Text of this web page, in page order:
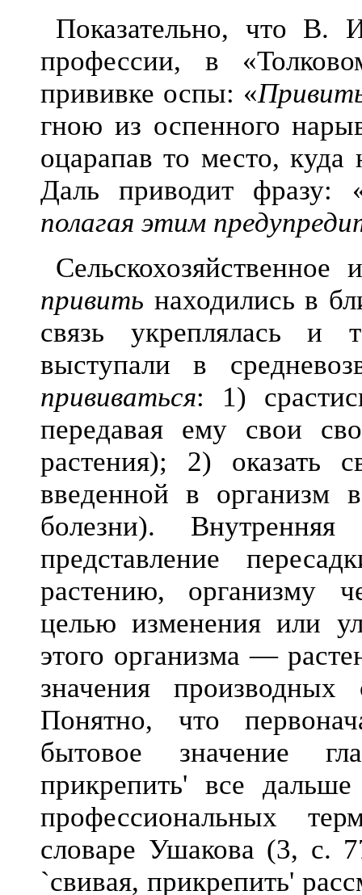
Показательно, что
профессии, в
прививке оспы: «
гною из оспенного
оцарапав то место,
Даль приводит фразу:
полагая этим
привить находились в
связь укреплялась и
выступали в
прививаться: 1)
передавая ему свои
растения); 2) оказать
введенной в организм
болезни).
представление
растению, организму
целью изменения или
этого организма —
значения
Понятно, что
бытовое значение
прикрепить' все
профессиональных
словаре Ушакова (3, с.
`свивая, прикрепить'